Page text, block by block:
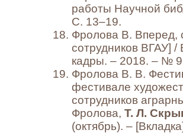
работы Научной
С. 13–19.
Фролова В. Вперед,
сотрудников ВГАУ]
кадры. – 2018. – № 9
Фролова В. В.
фестивале
сотрудников
Фролова, Т. Л.
(октябрь). –